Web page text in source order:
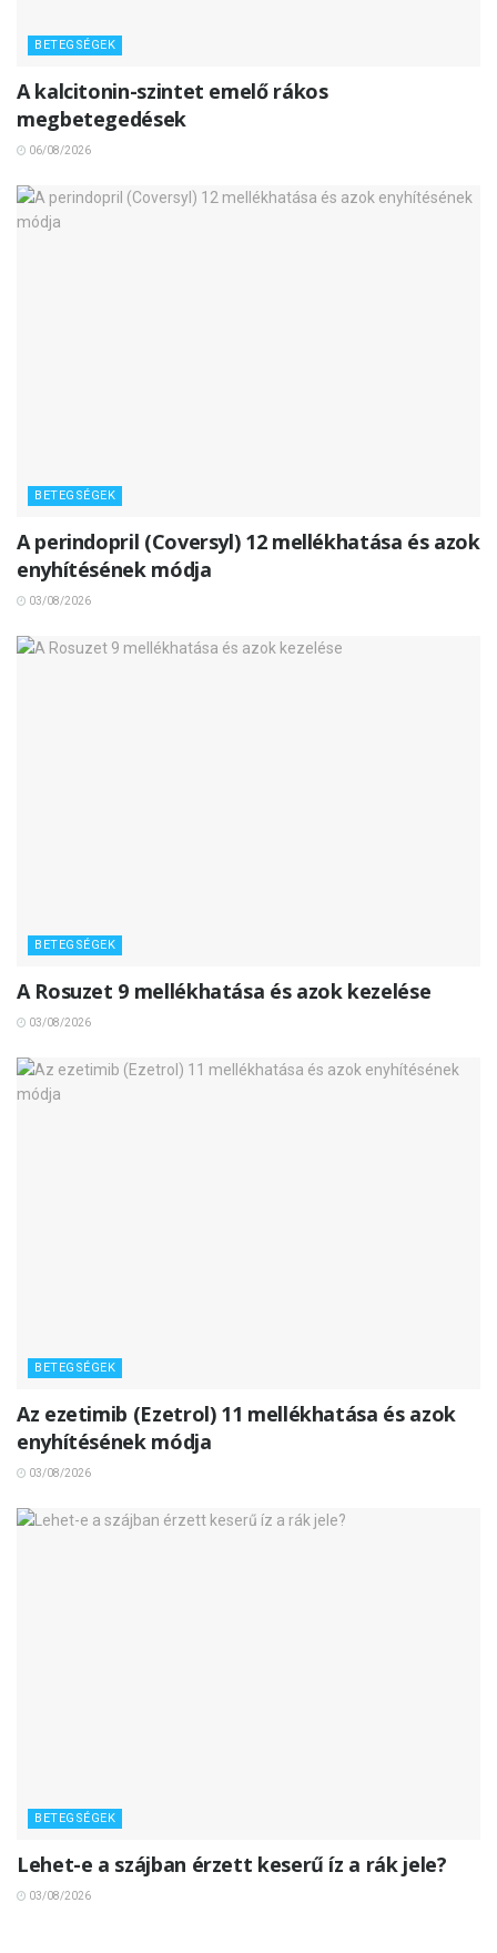
BETEGSÉGEK
A kalcitonin-szintet emelő rákos
megbetegedések
06/08/2026
BETEGSÉGEK
A perindopril (Coversyl) 12 mellékhatása és azok
enyhítésének módja
03/08/2026
BETEGSÉGEK
A Rosuzet 9 mellékhatása és azok kezelése
03/08/2026
BETEGSÉGEK
Az ezetimib (Ezetrol) 11 mellékhatása és azok
enyhítésének módja
03/08/2026
BETEGSÉGEK
Lehet-e a szájban érzett keserű íz a rák jele?
03/08/2026